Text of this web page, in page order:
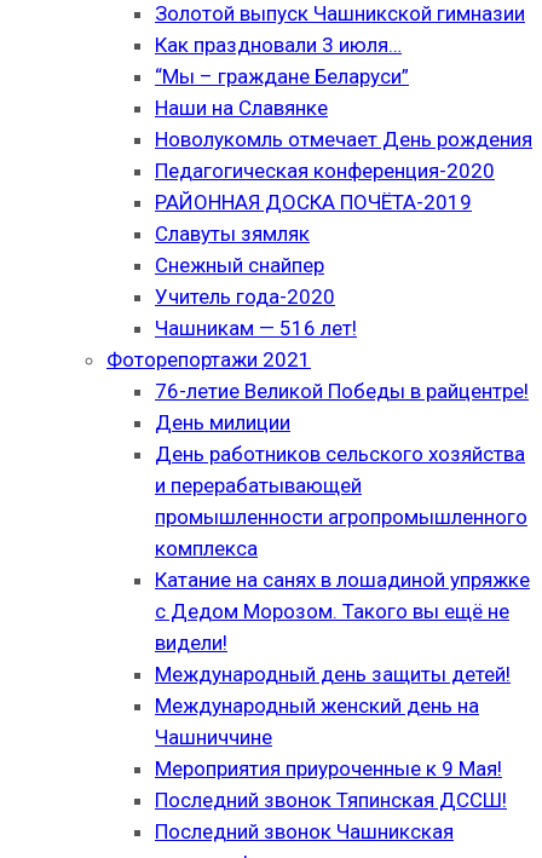
Золотой выпуск Чашникской гимназии
Как праздновали 3 июля…
“Мы – граждане Беларуси”
Наши на Славянке
Новолукомль отмечает День рождения
Педагогическая конференция-2020
РАЙОННАЯ ДОСКА ПОЧЁТА-2019
Славуты зямляк
Снежный снайпер
Учитель года-2020
Чашникам — 516 лет!
Фоторепортажи 2021
76-летие Великой Победы в райцентре!
День милиции
День работников сельского хозяйства
и перерабатывающей
промышленности агропромышленного
комплекса
Катание на санях в лошадиной упряжке
с Дедом Морозом. Такого вы ещё не
видели!
Международный день защиты детей!
Международный женский день на
Чашниччине
Мероприятия приуроченные к 9 Мая!
Последний звонок Тяпинская ДССШ!
Последний звонок Чашникская